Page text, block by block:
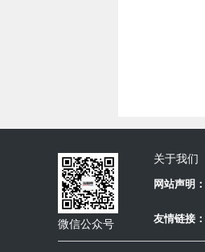
微信公众号
关于我们
网站声明：
友情链接：